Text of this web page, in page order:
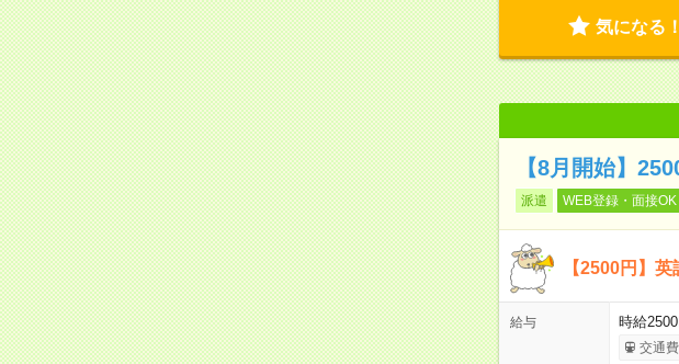
気になる！
【8月開始】
派遣 WEB登録・面接OK
【2500円】
給与 時給
交通